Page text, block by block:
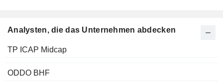
Analysten, die das Unternehmen abdecken
TP ICAP Midcap
ODDO BHF